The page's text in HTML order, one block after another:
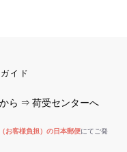
イド
ら ⇒ 荷受センターへ
お客様負担）の日本郵便にてご発